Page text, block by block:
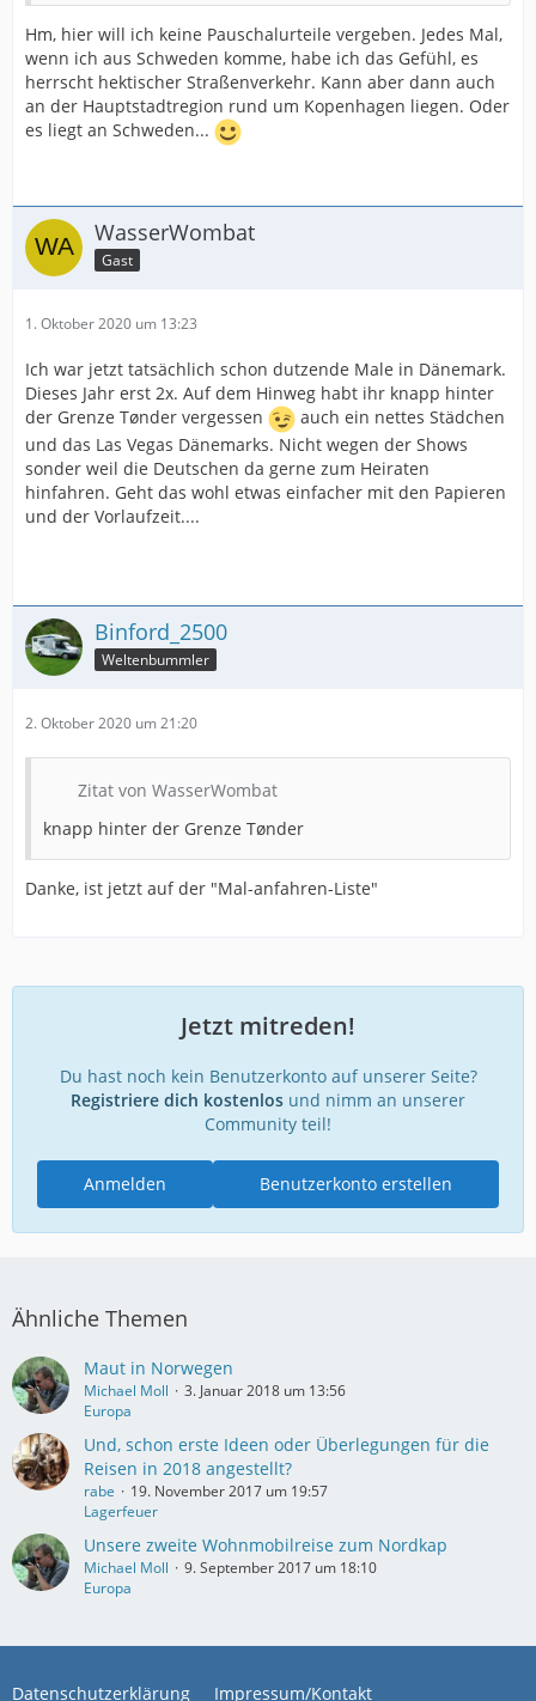
Hm, hier will ich keine Pauschalurteile vergeben. Jedes Mal,
wenn ich aus Schweden komme, habe ich das Gefühl, es
herrscht hektischer Straßenverkehr. Kann aber dann auch
an der Hauptstadtregion rund um Kopenhagen liegen. Oder
es liegt an Schweden...
WasserWombat
Gast
1. Oktober 2020 um 13:23
Ich war jetzt tatsächlich schon dutzende Male in Dänemark.
Dieses Jahr erst 2x. Auf dem Hinweg habt ihr knapp hinter
der Grenze Tønder vergessen
auch ein nettes Städchen
und das Las Vegas Dänemarks. Nicht wegen der Shows
sonder weil die Deutschen da gerne zum Heiraten
hinfahren. Geht das wohl etwas einfacher mit den Papieren
und der Vorlaufzeit....
Binford_2500
Weltenbummler
2. Oktober 2020 um 21:20
Zitat von WasserWombat
knapp hinter der Grenze Tønder
Danke, ist jetzt auf der "Mal-anfahren-Liste"
Jetzt mitreden!
Du hast noch kein Benutzerkonto auf unserer Seite?
Registriere dich kostenlos und nimm an unserer
Community teil!
Benutzerkonto erstellen
Anmelden
Ähnliche Themen
Maut in Norwegen
Michael Moll
3. Januar 2018 um 13:56
Europa
Und, schon erste Ideen oder Überlegungen für die
Reisen in 2018 angestellt?
rabe
19. November 2017 um 19:57
Lagerfeuer
Unsere zweite Wohnmobilreise zum Nordkap
Michael Moll
9. September 2017 um 18:10
Europa
Datenschutzerklärung Impressum/Kontakt